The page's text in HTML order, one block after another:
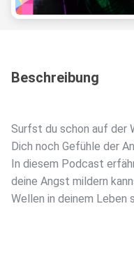
Beschreibung
Surfst du schon auf der
Dich noch Gefühle der
In diesem Podcast
deine Angst mildern
Wellen in deinem Leben